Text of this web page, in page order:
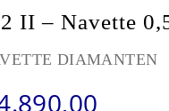
II – Navette
DIAMANTEN